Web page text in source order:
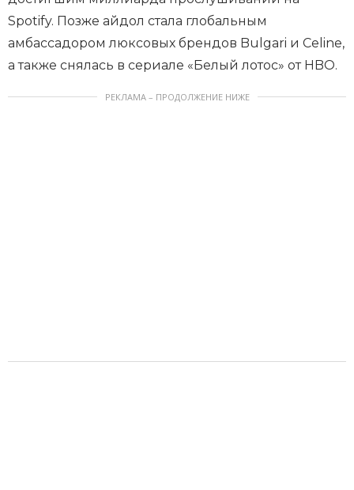
Spotify. Позже айдол стала глобальным
амбассадором люксовых брендов Bulgari и Celine,
а также снялась в сериале «Белый лотос» от HBO.
РЕКЛАМА – ПРОДОЛЖЕНИЕ НИЖЕ